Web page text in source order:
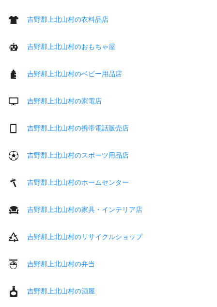
吉野郡上北山村の衣料品店
吉野郡上北山村のおもちゃ屋
吉野郡上北山村のベビー用品店
吉野郡上北山村の家電店
吉野郡上北山村の携帯電話販売店
吉野郡上北山村のスポーツ用品店
吉野郡上北山村のホームセンター
吉野郡上北山村の家具・インテリア店
吉野郡上北山村のリサイクルショップ
吉野郡上北山村の弁当
吉野郡上北山村の酒屋